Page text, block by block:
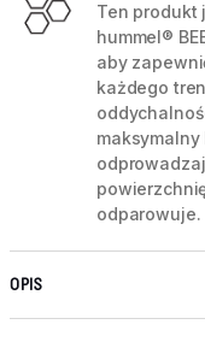
Ten produkt
hummel®
aby
każdego
maksymalny
odparowuje.
OPIS